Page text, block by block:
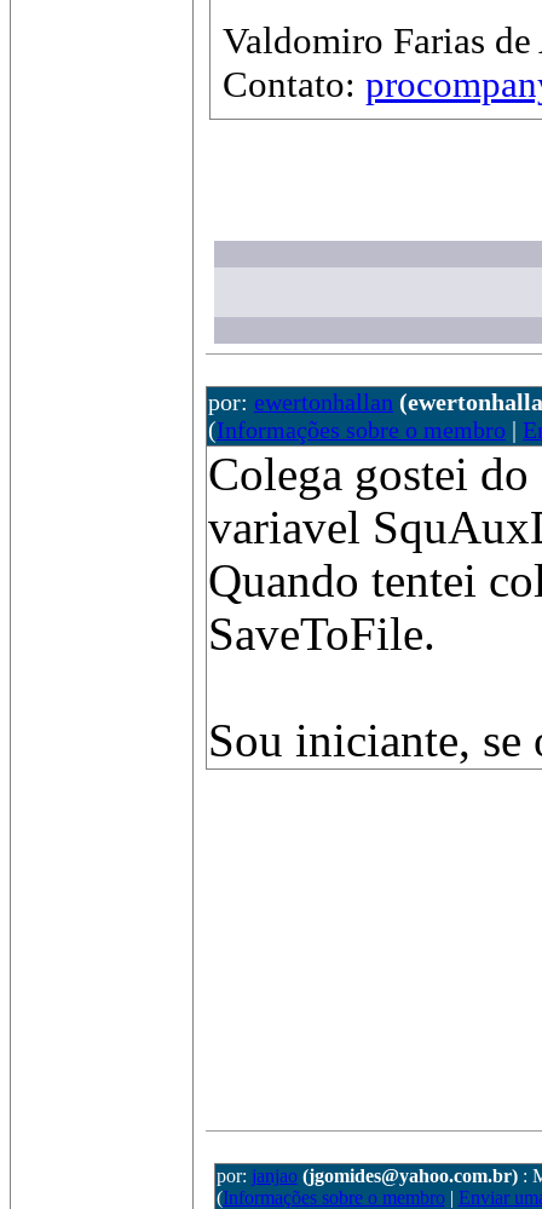
Valdomiro Farias
Contato:
por: ewertonhallan
(Informações sobre o membro |
Colega gostei
variavel
Quando tentei
SaveToFile.
Sou iniciante, se
por: janjao (jgomides@yahoo.com.br) :
(Informações sobre o membro| Enviar